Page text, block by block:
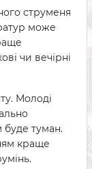
струменя
може
чи вечірні
Молоді
буде туман.
краще